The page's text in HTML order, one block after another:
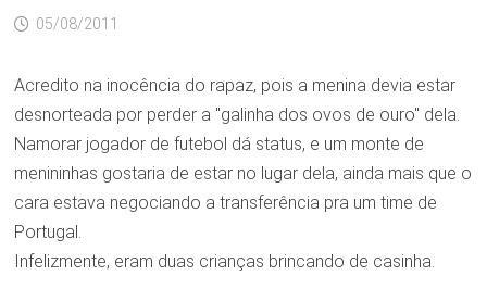
05/08/2011
Acredito na inocência do rapaz, pois a menina devia estar
desnorteada por perder a "galinha dos ovos de ouro" dela.
Namorar jogador de futebol dá status, e um monte de
menininhas gostaria de estar no lugar dela, ainda mais que o
cara estava negociando a transferência pra um time de
Portugal.
Infelizmente, eram duas crianças brincando de casinha.